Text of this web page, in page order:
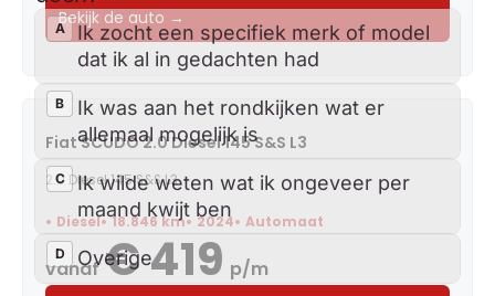
Bekijk de auto →
Fiat SCUDO 2.0 Diesel 145 S&S L3
2.0 Diesel 145 S&S L3
Diesel 18.846 km 2024 Automaat
vanaf € 419 p/m